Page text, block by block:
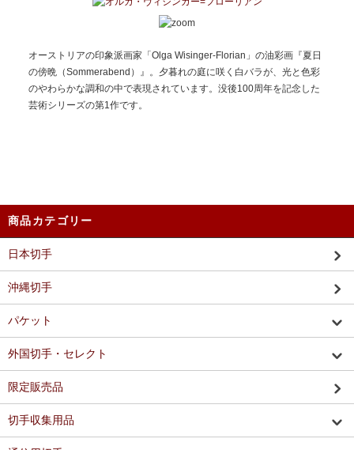
オーストリアの印象派画家「Olga Wisinger-Florian」の油彩画『夏日
の傍晩（Sommerabend）』。夕暮れの庭に咲く白バラが、光と色彩
のやわらかな調和の中で表現されています。没後100周年を記念した
芸術シリーズの第1作です。
商品カテゴリー
日本切手
沖縄切手
パケット
外国切手・セレクト
限定販売品
切手収集用品